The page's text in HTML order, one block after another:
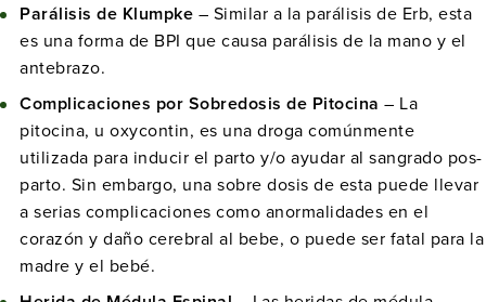
Parálisis de Klumpke – Similar a la parálisis de Erb, esta
es una forma de BPI que causa parálisis de la mano y el
antebrazo.
Complicaciones por Sobredosis de Pitocina – La
pitocina, u oxycontin, es una droga comúnmente
utilizada para inducir el parto y/o ayudar al sangrado pos-
parto. Sin embargo, una sobre dosis de esta puede llevar
a serias complicaciones como anormalidades en el
corazón y daño cerebral al bebe, o puede ser fatal para la
madre y el bebé.